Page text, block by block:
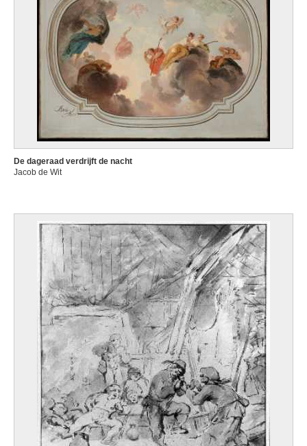
De dageraad verdrijft de nacht
Jacob de Wit